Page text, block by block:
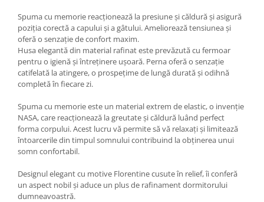
Spuma cu memorie reacționează la presiune și căldură și asigură
poziția corectă a capului și a gâtului. Ameliorează tensiunea și
oferă o senzație de confort maxim.
Husa elegantă din material rafinat este prevăzută cu fermoar
pentru o igienă și întreținere ușoară. Perna oferă o senzație
catifelată la atingere, o prospețime de lungă durată și odihnă
completă în fiecare zi.
Spuma cu memorie este un material extrem de elastic, o invenție
NASA, care reacționează la greutate și căldură luând perfect
forma corpului. Acest lucru vă permite să vă relaxați și limitează
întoarcerile din timpul somnului contribuind la obținerea unui
somn confortabil.
Designul elegant cu motive Florentine cusute în relief, îi conferă
un aspect nobil și aduce un plus de rafinament dormitorului
dumneavoastră.